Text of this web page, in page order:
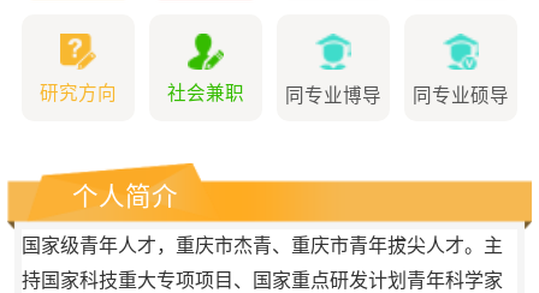
研究方向 社会兼职 同专业博导 同专业硕导
个人简介
国家级青年人才，重庆市杰青、重庆市青年拔尖人才。 主
持国家科技重大专项项目、国家重点研发计划青年科学家